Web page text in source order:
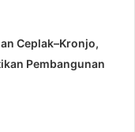
Ceplak–Kronjo,
Pembangunan